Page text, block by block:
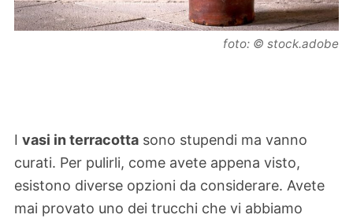
foto: © stock.adobe
I vasi in terracotta sono stupendi ma vanno
curati. Per pulirli, come avete appena visto,
esistono diverse opzioni da considerare. Avete
mai provato uno dei trucchi che vi abbiamo